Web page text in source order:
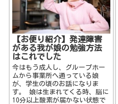
【お便り紹介】発達障害
がある我が娘の勉強方法
はこれでした
今はもう成人し、グループホー
ムから事業所へ通っている娘
が、学生の頃のお話になりま
す。 娘は生まれてくる時、脳に
10分以上酸素が届かない状態で